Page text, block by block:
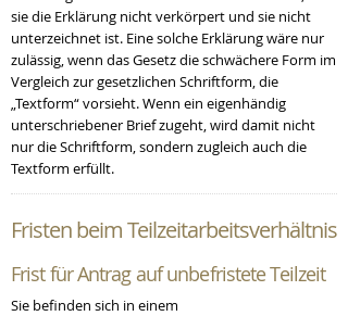
sie die Erklärung nicht verkörpert und sie nicht
unterzeichnet ist. Eine solche Erklärung wäre nur
zulässig, wenn das Gesetz die schwächere Form im
Vergleich zur gesetzlichen Schriftform, die
„Textform“ vorsieht. Wenn ein eigenhändig
unterschriebener Brief zugeht, wird damit nicht
nur die Schriftform, sondern zugleich auch die
Textform erfüllt.
Fristen beimTeilzeitarbeitsverhältnis
Frist für Antragauf unbefristete Teilzeit
Sie befinden sich in einem